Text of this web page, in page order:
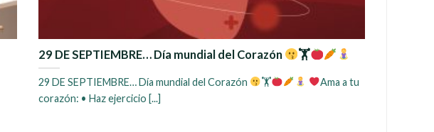
29 DE SEPTIEMBRE… Día mundial del Corazón 🏋
29 DE SEPTIEMBRE… Día mundial del Corazón 🏋
Ama a tu
corazón: • Haz ejercicio [...]